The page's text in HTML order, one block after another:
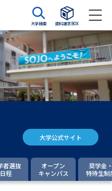
大学検索 資料請求BOX
資料検索
大学入学共通テスト利用選抜の
大学公式サイト
者選抜
日程
オープン
キャンパス
奨学金
特待生制